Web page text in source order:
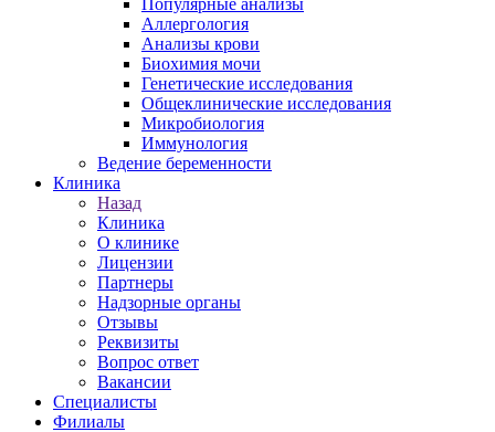
Популярные анализы
Аллергология
Анализы крови
Биохимия мочи
Генетические исследования
Общеклинические исследования
Микробиология
Иммунология
Ведение беременности
Клиника
Назад
Клиника
О клинике
Лицензии
Партнеры
Надзорные органы
Отзывы
Реквизиты
Вопрос ответ
Вакансии
Специалисты
Филиалы